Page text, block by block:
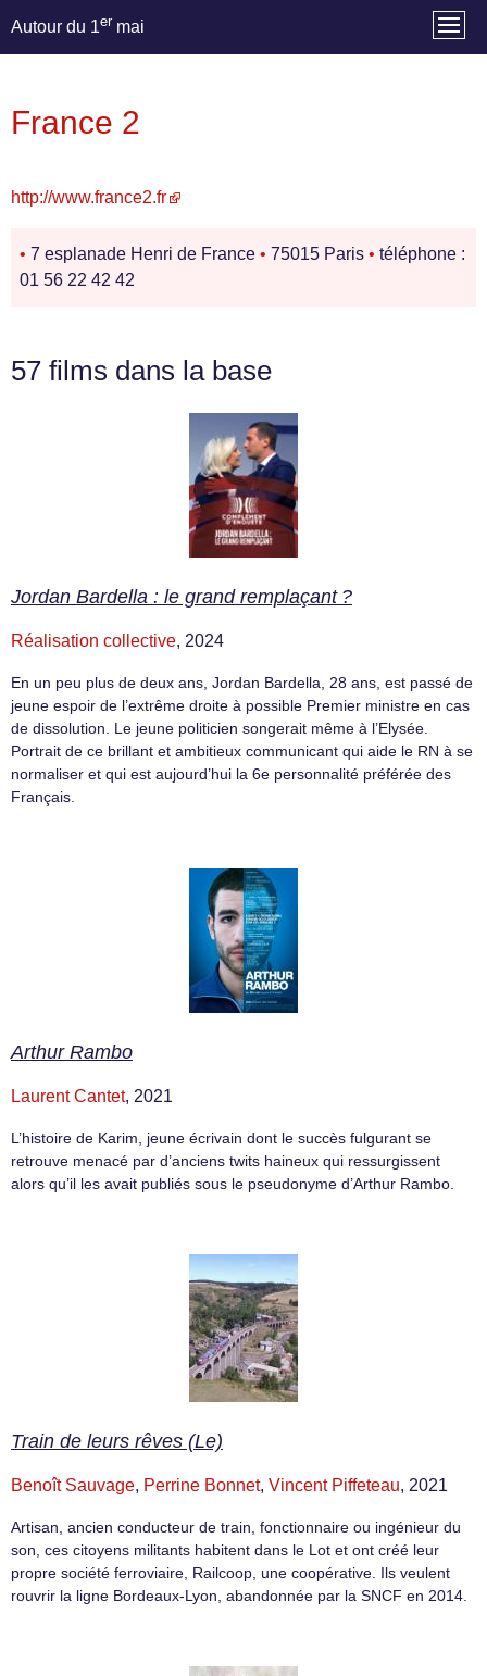
Autour du 1er mai
France 2
http://www.france2.fr
• 7 esplanade Henri de France • 75015 Paris • téléphone :
01 56 22 42 42
57 films dans la base
Jordan Bardella : le grand remplaçant ?
Réalisation collective, 2024
En un peu plus de deux ans, Jordan Bardella, 28 ans, est passé de
jeune espoir de l’extrême droite à possible Premier ministre en cas
de dissolution. Le jeune politicien songerait même à l’Elysée.
Portrait de ce brillant et ambitieux communicant qui aide le RN à se
normaliser et qui est aujourd’hui la 6e personnalité préférée des
Français.
Arthur Rambo
Laurent Cantet, 2021
L’histoire de Karim, jeune écrivain dont le succès fulgurant se
retrouve menacé par d’anciens twits haineux qui ressurgissent
alors qu’il les avait publiés sous le pseudonyme d’Arthur Rambo.
Train de leurs rêves (Le)
Benoît Sauvage, Perrine Bonnet, Vincent Piffeteau, 2021
Artisan, ancien conducteur de train, fonctionnaire ou ingénieur du
son, ces citoyens militants habitent dans le Lot et ont créé leur
propre société ferroviaire, Railcoop, une coopérative. Ils veulent
rouvrir la ligne Bordeaux-Lyon, abandonnée par la SNCF en 2014.